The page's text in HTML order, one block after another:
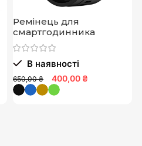
Ремінець для
смартгодинника
В наявності
650,00 ₴ 400,00 ₴